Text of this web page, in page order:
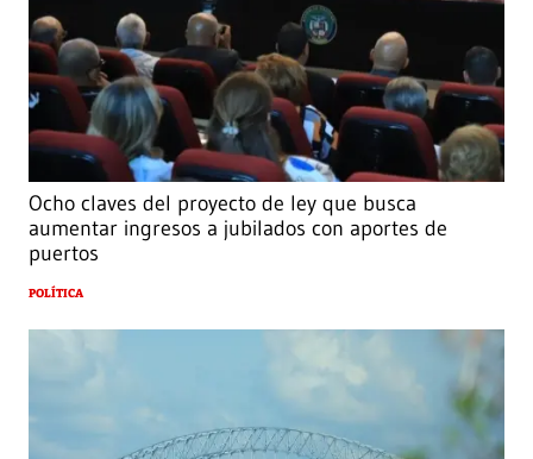
Ocho claves del proyecto de ley que busca
aumentar ingresos a jubilados con aportes de
puertos
POLÍTICA